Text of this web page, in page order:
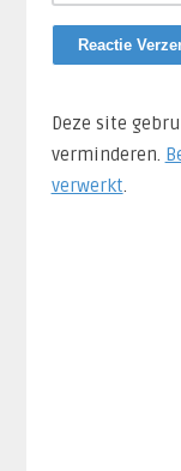
Deze site
verminderen.
verwerkt.